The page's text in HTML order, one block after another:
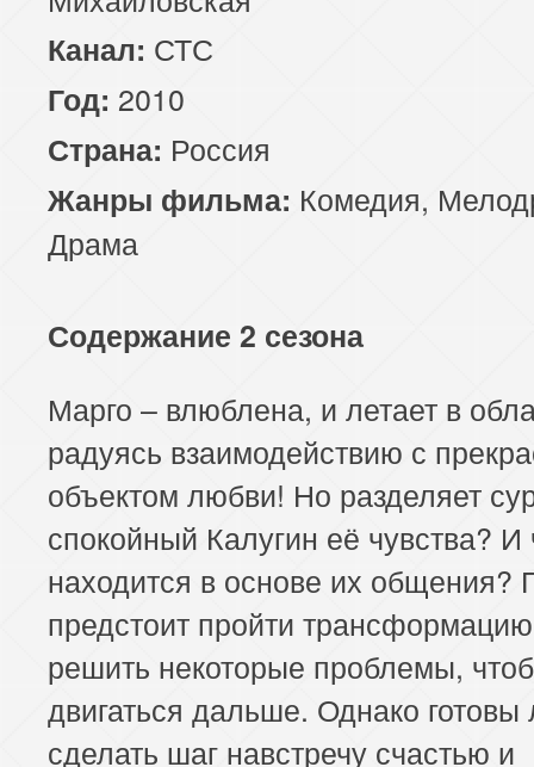
Канал: СТС
Год: 2010
Страна: Россия
Жанры фильма: Комедия,
Драма
Содержание 2 сезона
Марго – влюблена, и летает в
радуясь взаимодействию с
объектом любви! Но разделяет
спокойный Калугин её чувства? И
находится в основе их общения?
предстоит пройти
решить некоторые проблемы,
двигаться дальше. Однако готовы
сделать шаг навстречу счастью и